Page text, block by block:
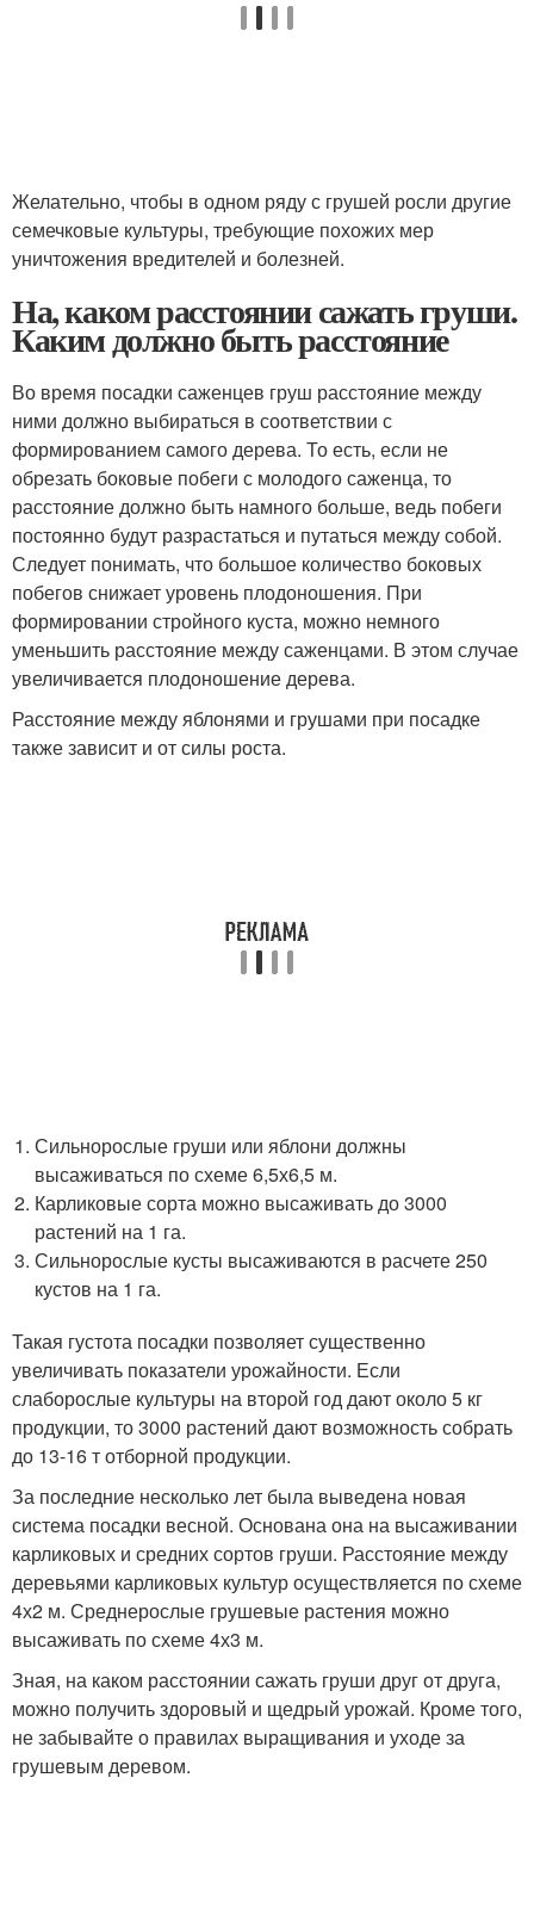
Желательно, чтобы в одном ряду с грушей росли другие
семечковые культуры, требующие похожих мер
уничтожения вредителей и болезней.
На, каком расстоянии сажать груши.
Каким должно быть расстояние
Во время посадки саженцев груш расстояние между
ними должно выбираться в соответствии с
формированием самого дерева. То есть, если не
обрезать боковые побеги с молодого саженца, то
расстояние должно быть намного больше, ведь побеги
постоянно будут разрастаться и путаться между собой.
Следует понимать, что большое количество боковых
побегов снижает уровень плодоношения. При
формировании стройного куста, можно немного
уменьшить расстояние между саженцами. В этом случае
увеличивается плодоношение дерева.
Расстояние между яблонями и грушами при посадке
также зависит и от силы роста.
Сильнорослые груши или яблони должны
высаживаться по схеме 6,5х6,5 м.
Карликовые сорта можно высаживать до 3000
растений на 1 га.
Сильнорослые кусты высаживаются в расчете 250
кустов на 1 га.
Такая густота посадки позволяет существенно
увеличивать показатели урожайности. Если
слаборослые культуры на второй год дают около 5 кг
продукции, то 3000 растений дают возможность собрать
до 13-16 т отборной продукции.
За последние несколько лет была выведена новая
система посадки весной. Основана она на высаживании
карликовых и средних сортов груши. Расстояние между
деревьями карликовых культур осуществляется по схеме
4х2 м. Среднерослые грушевые растения можно
высаживать по схеме 4х3 м.
Зная, на каком расстоянии сажать груши друг от друга,
можно получить здоровый и щедрый урожай. Кроме того,
не забывайте о правилах выращивания и уходе за
грушевым деревом.